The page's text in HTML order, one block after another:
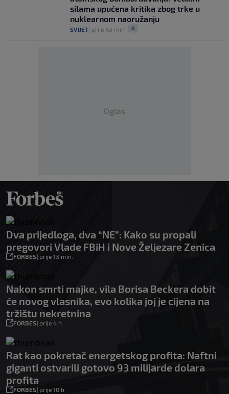
silama upućena kritika zbog trke u
nuklearnom naoružanju
SVIJET prije 43 min 0
Oglas
Dva prijedloga, dva “NE”: Kako su propali
pregovori Vlade FBiH i Nove Željezare Zenica
FORBES| prije 13 min.
Nakon smrti majke, vila Borisa Beckera dobit
će novog vlasnika, evo kolika joj je cijena na
tržištu nekretnina
FORBES| prije 4 h
Rat kao pokretač energetskog profita: Naftni
giganti ostvarili gotovo 93 milijarde dolara
profita
FORBES| prije 10 h